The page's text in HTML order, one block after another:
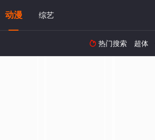
动漫 综艺
 热门搜索 超体